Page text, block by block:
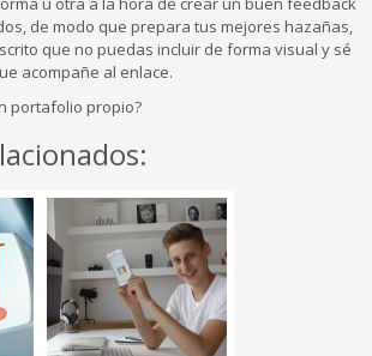
de modo que prepara tus mejores hazañas,
que no puedas incluir de forma visual y sé
acompañe al enlace.
portafolio propio?